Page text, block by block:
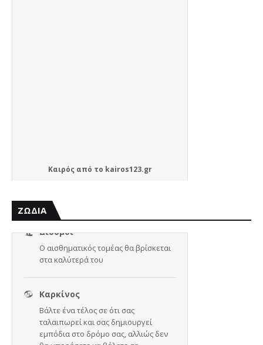
Καιρόςαπό το kairos123.gr
ΖΩΔΙΑ